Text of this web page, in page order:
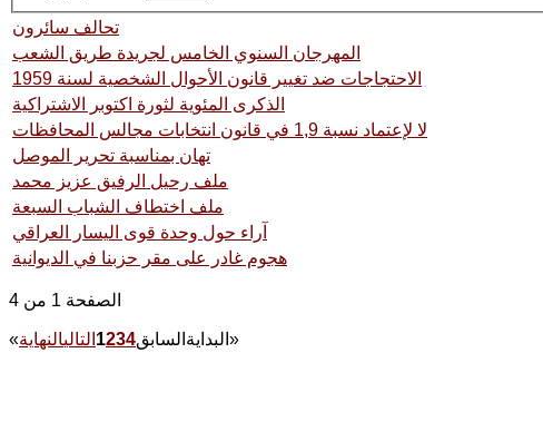
تحالف سائرون
المهرجان السنوي الخامس لجريدة طريق الشعب
الاحتجاجات ضد تغيير قانون الأحوال الشخصية لسنة 1959
الذكرى المئوية لثورة اكتوبر الاشتراكية
لا لإعتماد نسبة 1,9 في قانون انتخابات مجالس المحافظات
تهان بمناسبة تحرير الموصل
ملف رحيل الرفيق عزيز محمد
ملف اختطاف الشباب السبعة
آراء حول وحدة قوى اليسار العراقي
هجوم غادر على مقر حزبنا في الديوانية
الصفحة 1 من 4
« البداية السابق 1234 التاليالنهاية »